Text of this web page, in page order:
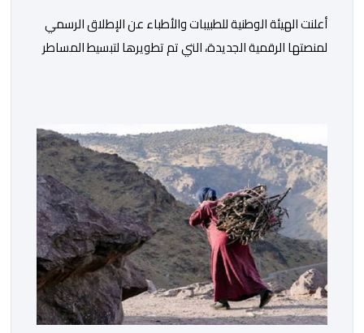
أعلنت الهيئة الوطنية للطبيبات والأطباء عن الإطلاق الرسمي
لمنصتها الرقمية الجديدة، التي تم تطويرها لتبسيط المساطر
للهيئة إلى جانب الهيئة الوطنية. وذكر بلاغ للهيئة أن هذه
المنصة، التي تم إطلاقها في إطار استراتيجيتها الرامية إلى
التحديث والتحول الرقمي، تشكل خطوة مهمة في […]